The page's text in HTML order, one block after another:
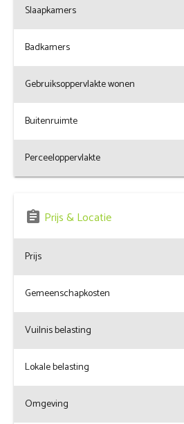
Slaapkamers
Badkamers
Gebruiksoppervlakte wonen
Buitenruimte
Perceeloppervlakte
assignment Prijs & Locatie
Prijs
Gemeenschapkosten
Vuilnis belasting
Lokale belasting
Omgeving